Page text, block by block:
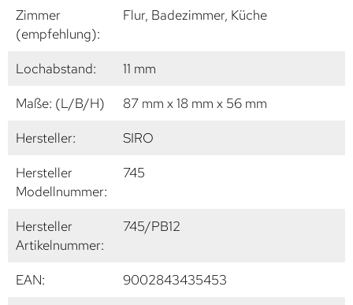
Zimmer
(empfehlung):
Flur, Badezimmer, Küche
Lochabstand:
11 mm
Maße: (L/B/H)
87 mm x 18 mm x 56 mm
Hersteller:
SIRO
Hersteller
Modellnummer:
745
Hersteller
Artikelnummer:
745/PB12
EAN:
9002843435453